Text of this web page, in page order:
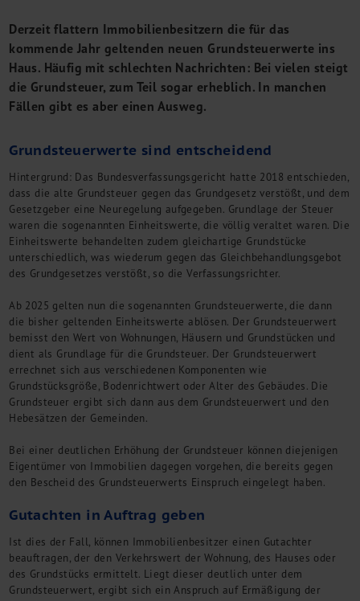
Management Consulting
Internationalisierung
China Consulting
Unternehmensgründung
Finanz- und Lohnbuchhaltung
Steuerberatung
Rechtsberatung
M&A Deutschland/China
Unternehmensfinanzierung
Industrielle Dienstleistungen
Inbound Investments
Coaching
Events
Karriere
Kontakt
Derzeit flattern Immobilienbesitzern die für das
kommende Jahr geltenden neuen Grundsteuerwerte ins
Haus. Häufig mit schlechten Nachrichten: Bei vielen steigt
die Grundsteuer, zum Teil sogar erheblich. In manchen
Fällen gibt es aber einen Ausweg.
Grundsteuerwerte sind entscheidend
Hintergrund: Das Bundesverfassungsgericht hatte 2018 entschieden,
dass die alte Grundsteuer gegen das Grundgesetz verstößt, und dem
Gesetzgeber eine Neuregelung aufgegeben. Grundlage der Steuer
waren die sogenannten Einheitswerte, die völlig veraltet waren. Die
Einheitswerte behandelten zudem gleichartige Grundstücke
unterschiedlich, was wiederum gegen das Gleichbehandlungsgebot
des Grundgesetzes verstößt, so die Verfassungsrichter.
Ab 2025 gelten nun die sogenannten Grundsteuerwerte, die dann
die bisher geltenden Einheitswerte ablösen. Der Grundsteuerwert
bemisst den Wert von Wohnungen, Häusern und Grundstücken und
dient als Grundlage für die Grundsteuer. Der Grundsteuerwert
errechnet sich aus verschiedenen Komponenten wie
Grundstücksgröße, Bodenrichtwert oder Alter des Gebäudes. Die
Grundsteuer ergibt sich dann aus dem Grundsteuerwert und den
Hebesätzen der Gemeinden.
Bei einer deutlichen Erhöhung der Grundsteuer können diejenigen
Eigentümer von Immobilien dagegen vorgehen, die bereits gegen
den Bescheid des Grundsteuerwerts Einspruch eingelegt haben.
Gutachten in Auftrag geben
Ist dies der Fall, können Immobilienbesitzer einen Gutachter
beauftragen, der den Verkehrswert der Wohnung, des Hauses oder
des Grundstücks ermittelt. Liegt dieser deutlich unter dem
Grundsteuerwert, ergibt sich ein Anspruch auf Ermäßigung der